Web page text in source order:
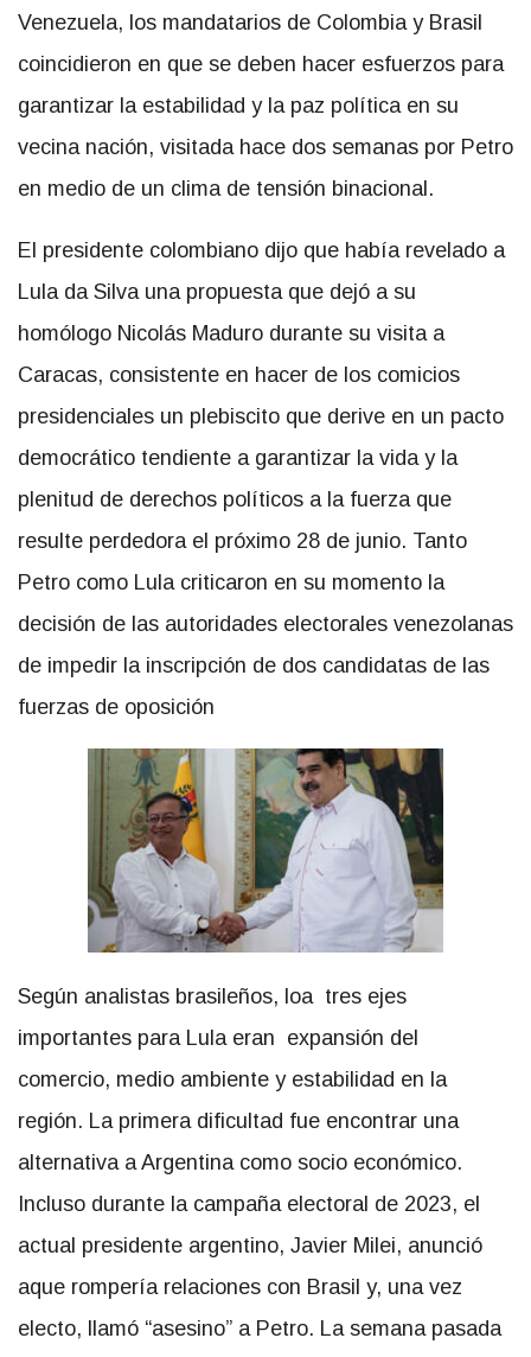
Venezuela, los mandatarios de Colombia y Brasil
coincidieron en que se deben hacer esfuerzos para
garantizar la estabilidad y la paz política en su
vecina nación, visitada hace dos semanas por Petro
en medio de un clima de tensión binacional.
El presidente colombiano dijo que había revelado a
Lula da Silva una propuesta que dejó a su
homólogo Nicolás Maduro durante su visita a
Caracas, consistente en hacer de los comicios
presidenciales un plebiscito que derive en un pacto
democrático tendiente a garantizar la vida y la
plenitud de derechos políticos a la fuerza que
resulte perdedora el próximo 28 de junio. Tanto
Petro como Lula criticaron en su momento la
decisión de las autoridades electorales venezolanas
de impedir la inscripción de dos candidatas de las
fuerzas de oposición
Según analistas brasileños, loa tres ejes
importantes para Lula eran expansión del
comercio, medio ambiente y estabilidad en la
región. La primera dificultad fue encontrar una
alternativa a Argentina como socio económico.
Incluso durante la campaña electoral de 2023, el
actual presidente argentino, Javier Milei, anunció
aque rompería relaciones con Brasil y, una vez
electo, llamó “asesino” a Petro. La semana pasada